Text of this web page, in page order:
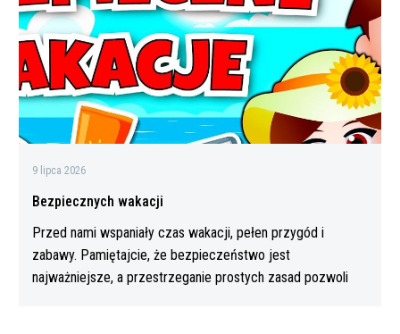
9 lipca 2026
Bezpiecznych wakacji
Przed nami wspaniały czas wakacji, pełen przygód i
zabawy. Pamiętajcie, że bezpieczeństwo jest
najważniejsze, a przestrzeganie prostych zasad pozwoli